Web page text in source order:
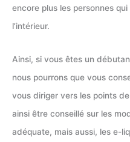
encore plus les personnes qui
l’intérieur.
Ainsi, si vous êtes un
nous pourrons que vous
vous diriger vers les points
ainsi être conseillé sur les
adéquate, mais aussi, les e-